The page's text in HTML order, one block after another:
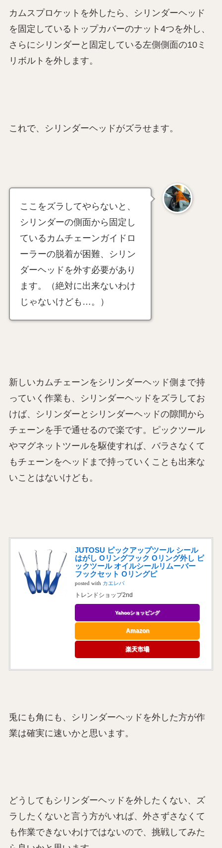
カムスプロケットを外したら、シリンダーヘッド
を固定しているトップカバーのナット4つを外し、
さらにシリンダーと固定している左側側面の10ミ
リボルトを外します。
これで、シリンダーヘッドがズラせます。
ここをズラしてやらないと、
シリンダーの側面から固定し
ているカムチェーンガイドロ
ーラーの脱着が困難、シリン
ダーヘッドを外す必要があり
ます。（絶対に出来ないわけ
じゃないけども…。）
新しいカムチェーンをシリンダーヘッド側まで持
っていく作業も、シリンダーヘッドをズラしてお
けば、シリンダーとシリンダーヘッドの隙間から
チェーンを手で通せるので楽です。ピックツール
やマグネットツールを駆使すれば、バラさなくて
もチェーンをヘッドまで持っていくことも出来な
いことはないけども。
JUTOSU ピックアップツール シール
はがし Oリングフック Oリング外し ピ
ックツール オイルシールリムーバー
フックセット Oリングピ
posted with カエレバ
トレンドショップ2nd
Yahooショッピング
Amazon
楽天市場
兎にも角にも、シリンダーヘッドを外した方が作
業は確実に速いかと思います。
どうしてもシリンダーヘッドを外したくない、ズ
ラしたくないと言う方がいれば、外さずさなくて
も作業できないわけではないので、挑戦してみた